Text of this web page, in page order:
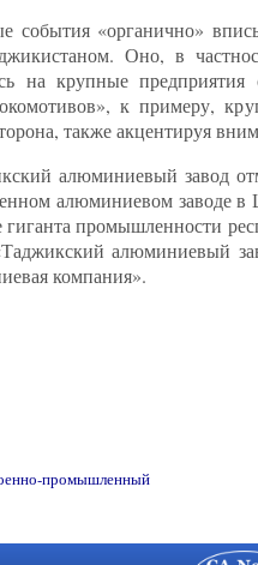
«органично»
Оно, в
на крупные
к примеру,
также акцентируя
алюминиевый завод
алюминиевом заводе
промышленности
алюминиевый
компания».
промышленный